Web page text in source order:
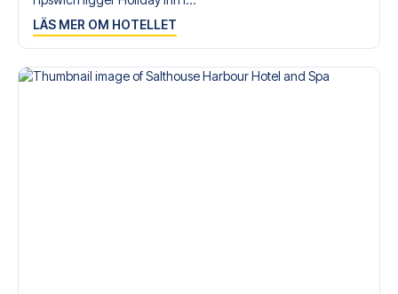
LÄS MER OM HOTELLET